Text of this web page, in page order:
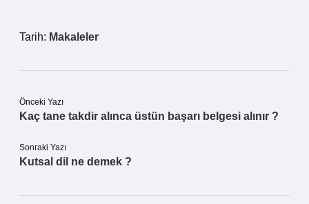
Tarih: Makaleler
Önceki Yazı
Kaç tane takdir alınca üstün başarı belgesi alınır ?
Sonraki Yazı
Kutsal dil ne demek ?